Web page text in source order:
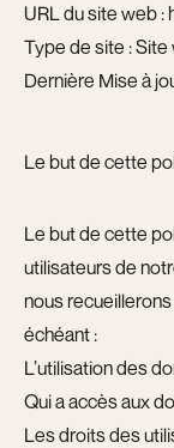
URL du site web :
Type de site :
Dernière Mise à
Le but de cette
Le but de cette
utilisateurs de
nous
échéant :
L’utilisation des
Qui a accès aux
Les droits des